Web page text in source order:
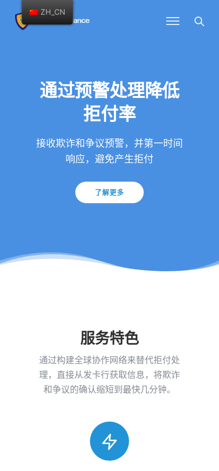
通过预警处理降低
拒付率
接收欺诈和争议预警，并第一时间
响应，避免产生拒付
了解更多
服务特色
通过构建全球协作网络来替代拒付处
理，直接从发卡行获取信息，将欺诈
和争议的确认缩短到最快几分钟。
ZH_CN